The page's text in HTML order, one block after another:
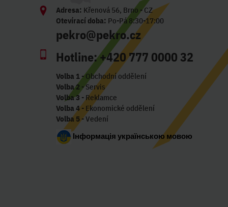
Adresa: Křenová 56, Brno - CZ
Otevírací doba: Po-Pá 8:30-17:00
pekro@pekro.cz
Hotline:+420 777 0000 32
Volba 1- Obchodní oddělení
Volba 2 - Servis
Volba 3 - Reklamce
Volba 4- Ekonomické oddělení
Volba 5- Vedení
Інформація українською мовою